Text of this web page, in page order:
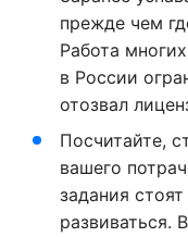
прежде чем
Работа
в России
отозвал
Посчитайте,
вашего
задания
развиваться.